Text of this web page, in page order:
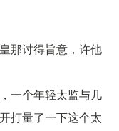
那讨得旨意，许他
一个年轻太监与几
打量了一下这个太